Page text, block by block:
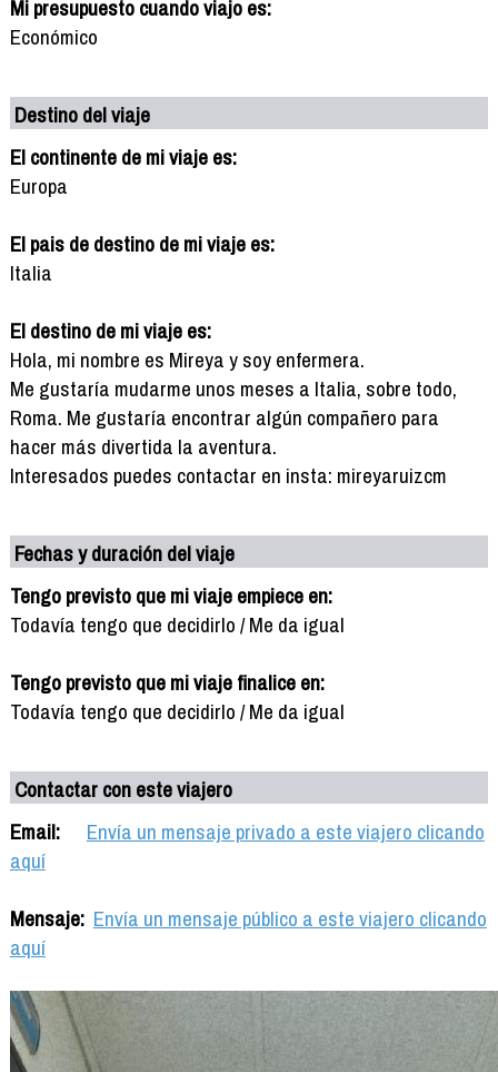
Mi presupuesto cuando viajo es:
Económico
Destino del viaje
El continente de mi viaje es:
Europa
El pais de destino de mi viaje es:
Italia
El destino de mi viaje es:
Hola, mi nombre es Mireya y soy enfermera.
Me gustaría mudarme unos meses a Italia, sobre todo,
Roma. Me gustaría encontrar algún compañero para
hacer más divertida la aventura.
Interesados puedes contactar en insta: mireyaruizcm
Fechas y duración del viaje
Tengo previsto que mi viaje empiece en:
Todavía tengo que decidirlo / Me da igual
Tengo previsto que mi viaje finalice en:
Todavía tengo que decidirlo / Me da igual
Contactar con este viajero
Email:
Envía un mensaje privado a este viajero clicando
aquí
Mensaje: Envía un mensaje público a este viajero clicando
aquí